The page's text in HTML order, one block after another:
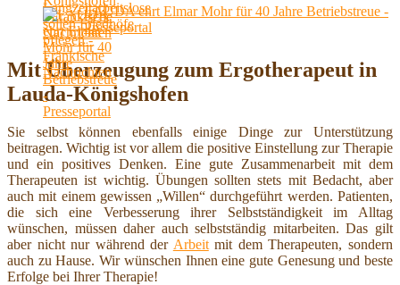
LAUDA ehrt Elmar Mohr für 40 Jahre Betriebstreue -
Presseportal
Mit Überzeugung zum Ergotherapeut in
Lauda-Königshofen
Sie selbst können ebenfalls einige Dinge zur Unterstützung
beitragen. Wichtig ist vor allem die positive Einstellung zur Therapie
und ein positives Denken. Eine gute Zusammenarbeit mit dem
Therapeuten ist wichtig. Übungen sollten stets mit Bedacht, aber
auch mit einem gewissen „Willen“ durchgeführt werden. Patienten,
die sich eine Verbesserung ihrer Selbstständigkeit im Alltag
wünschen, müssen daher auch selbstständig mitarbeiten. Das gilt
aber nicht nur während der Arbeitmit dem Therapeuten, sondern
auch zu Hause. Wir wünschen Ihnen eine gute Genesung und beste
Erfolge bei Ihrer Therapie!